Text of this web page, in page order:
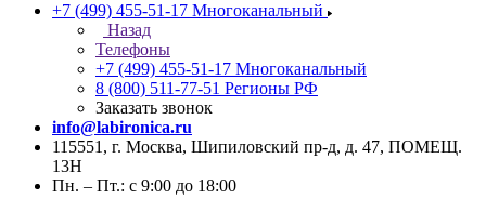
+7 (499) 455-51-17 Многоканальный
Назад
Телефоны
+7 (499) 455-51-17 Многоканальный
8 (800) 511-77-51 Регионы РФ
Заказать звонок
info@labironica.ru
115551, г. Москва, Шипиловский пр-д, д. 47, ПОМЕЩ.
13Н
Пн. – Пт.: с 9:00 до 18:00